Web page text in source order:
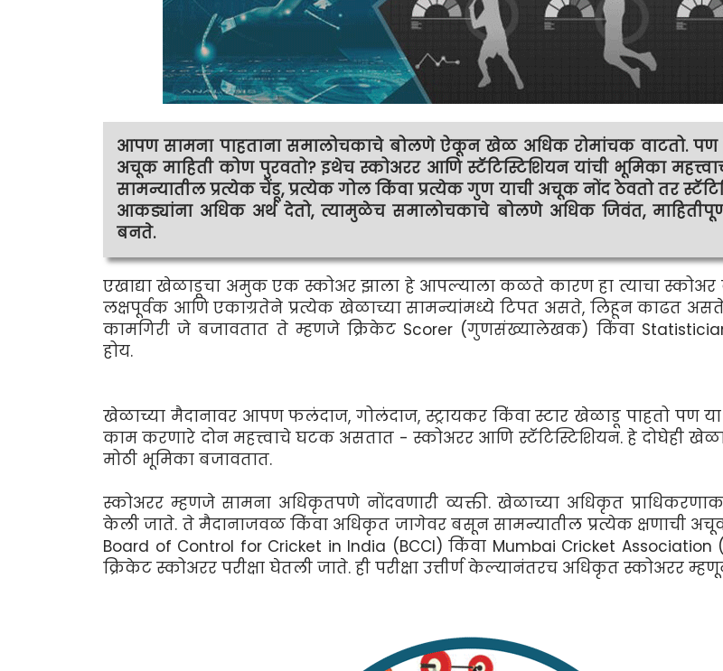
आपण सामना पाहताना समालोचकाचे बोलणे ऐकून खेळ अधिक रोमांचक वाटतो. पण
अचूक माहिती कोण पुरवतो? इथेच स्कोअरर आणि स्टॅटिस्टिशियन यांची भूमिका
सामन्यातील प्रत्येक चेंडू, प्रत्येक गोल किंवा प्रत्येक गुण याची अचूक नोंद ठेवतो तर
आकड्यांना अधिक अर्थ देतो, त्यामुळेच समालोचकाचे बोलणे अधिक जिवंत, माहितीपूर्ण
बनते.
एखाद्या खेळाडूचा अमुक एक स्कोअर झाला हे आपल्याला कळते कारण हा त्याचा स्कोअर
लक्षपूर्वक आणि एकाग्रतेने प्रत्येक खेळाच्या सामन्यांमध्ये टिपत असते, लिहून काढत असते
कामगिरी जे बजावतात ते म्हणजे क्रिकेट Scorer (गुणसंख्यालेखक) किंवा
होय.
खेळाच्या मैदानावर आपण फलंदाज, गोलंदाज, स्ट्रायकर किंवा स्टार खेळाडू पाहतो पण
काम करणारे दोन महत्त्वाचे घटक असतात - स्कोअरर आणि स्टॅटिस्टिशियन. हे दोघेही
मोठी भूमिका बजावतात.
स्कोअरर म्हणजे सामना अधिकृतपणे नोंदवणारी व्यक्ती. खेळाच्या अधिकृत
केली जाते. ते मैदानाजवळ किंवा अधिकृत जागेवर बसून सामन्यातील प्रत्येक क्षणाची
Board of Control for Cricket in India (BCCI) किंवा Mumbai Cricket Association
क्रिकेट स्कोअरर परीक्षा घेतली जाते. ही परीक्षा उत्तीर्ण केल्यानंतरच अधिकृत स्कोअरर